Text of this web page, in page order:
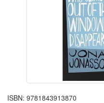
ISBN: 9781843913870